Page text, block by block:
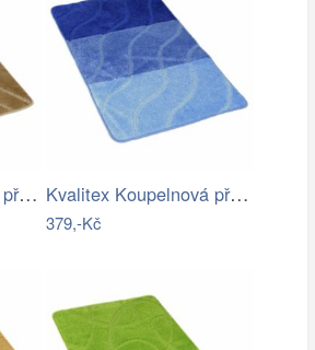
Kvalitex Koupelnová předložka Parkety… Kvalitex Koupelnová předložka Vlny…
379,-Kč